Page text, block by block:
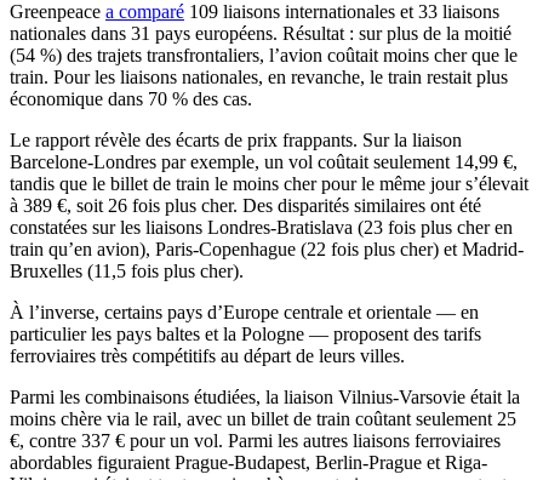
Greenpeace a comparé 109 liaisons internationales et 33 liaisons
nationales dans 31 pays européens. Résultat : sur plus de la moitié
(54 %) des trajets transfrontaliers, l’avion coûtait moins cher que le
train. Pour les liaisons nationales, en revanche, le train restait plus
économique dans 70 % des cas.
Le rapport révèle des écarts de prix frappants. Sur la liaison
Barcelone-Londres par exemple, un vol coûtait seulement 14,99 €,
tandis que le billet de train le moins cher pour le même jour s’élevait
à 389 €, soit 26 fois plus cher. Des disparités similaires ont été
constatées sur les liaisons Londres-Bratislava (23 fois plus cher en
train qu’en avion), Paris-Copenhague (22 fois plus cher) et Madrid-
Bruxelles (11,5 fois plus cher).
À l’inverse, certains pays d’Europe centrale et orientale — en
particulier les pays baltes et la Pologne — proposent des tarifs
ferroviaires très compétitifs au départ de leurs villes.
Parmi les combinaisons étudiées, la liaison Vilnius-Varsovie était la
moins chère via le rail, avec un billet de train coûtant seulement 25
€, contre 337 € pour un vol. Parmi les autres liaisons ferroviaires
abordables figuraient Prague-Budapest, Berlin-Prague et Riga-